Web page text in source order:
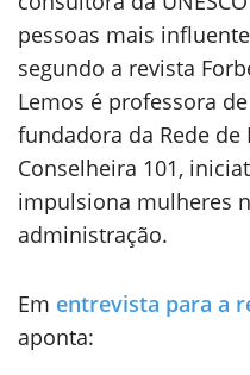
pessoas mais
segundo a revista
Lemos é professora
fundadora da Rede
Conselheira 101,
impulsiona mulheres
administração.
Em entrevista para a
aponta: